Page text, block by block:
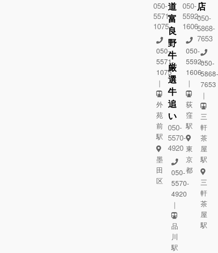
050-
5571-
1075
050-
5571-
1075
｜
外
苑
前
駅
墨
田
区
道
富
良
野
牛
厳
選
牛
追
い
050-
5570-
4920
050-
5570-
4920
｜
品
川
駅
050-
5592-
1606
050-
5592-
1606
｜
荻
窪
駅
東
京
都
店
050-
5868-
7653
050-
7653
｜
三
軒
茶
屋
駅
三
軒
茶
屋
駅